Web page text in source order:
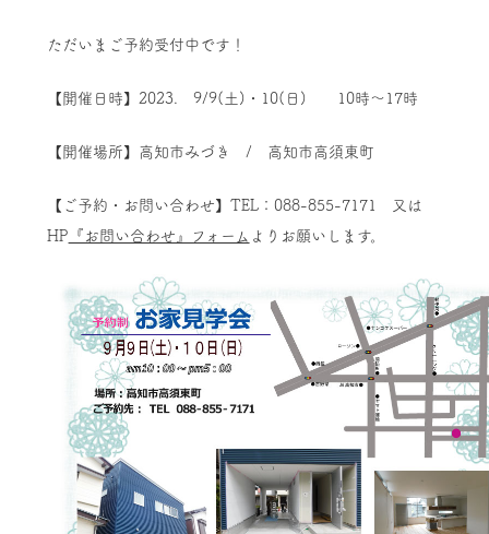
ただいまご予約受付中です！
【開催日時】2023. 9/9(土)・10(日) 10時～17時
【開催場所】高知市みづき / 高知市高須東町
【ご予約・お問い合わせ】TEL：088-855-7171 又は
HP 『お問い合わせ』フォーム よりお願いします。